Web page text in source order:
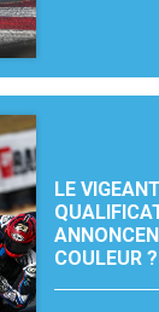
LE
COULEUR ?